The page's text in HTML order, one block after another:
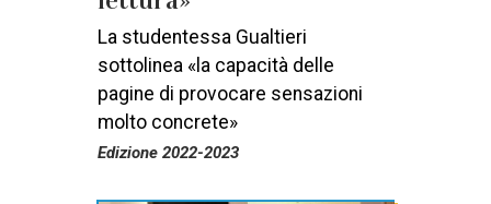
La studentessa Gualtieri
sottolinea «la capacità delle
pagine di provocare sensazioni
molto concrete»
Edizione 2022-2023